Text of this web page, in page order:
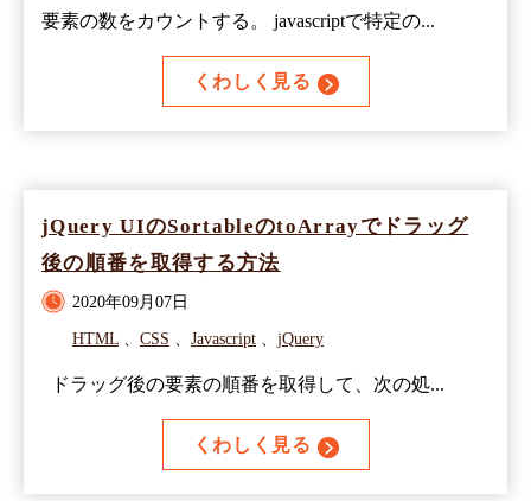
要素の数をカウントする。 javascriptで特定の...
くわしく見る
jQuery UIのSortableのtoArrayでドラッグ
後の順番を取得する方法
2020年09月07日
HTML 、 CSS 、 Javascript 、 jQuery
ドラッグ後の要素の順番を取得して、次の処...
くわしく見る